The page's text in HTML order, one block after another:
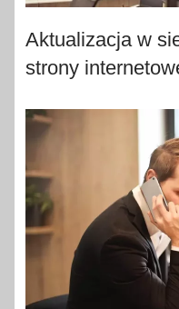
Aktualizacja w
strony